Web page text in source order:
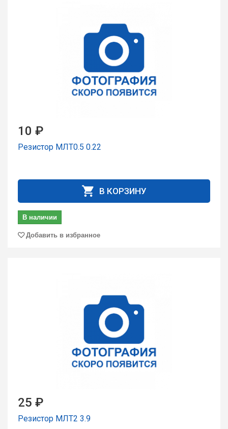
10 ₽
Резистор МЛТ0.5 0.22
В КОРЗИНУ
В наличии
Добавить в избранное
25 ₽
Резистор МЛТ2 3.9